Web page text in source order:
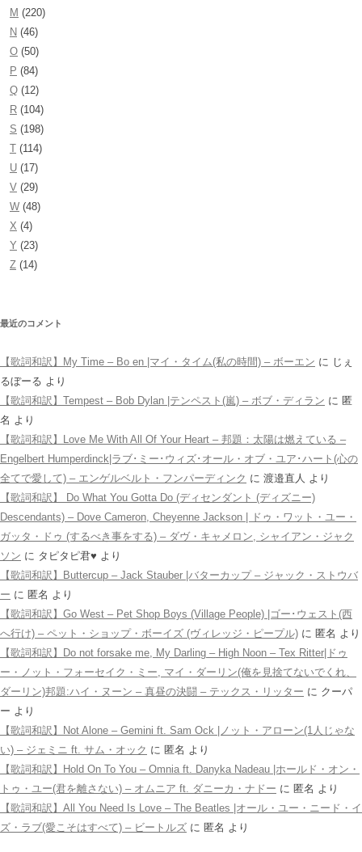
M (220)
N (46)
O (50)
P (84)
Q (12)
R (104)
S (198)
T (114)
U (17)
V (29)
W (48)
X (4)
Y (23)
Z (14)
最近のコメント
【歌詞和訳】My Time – Bo en |マイ・タイム(私の時間) – ボーエン に じぇ
るぼーる より
【歌詞和訳】Tempest – Bob Dylan |テンペスト(嵐) – ボブ・ディラン に 匿
名 より
【歌詞和訳】Love Me With All Of Your Heart – 邦題：太陽は燃えている –
Engelbert Humperdinck|ラブ･ミー･ウィズ･オール・オブ・ユア･ハート(心の
全てで愛して) – エンゲルベルト・フンパーディンク に 渡邉直人 より
【歌詞和訳】 Do What You Gotta Do (ディセンダント (ディズニー)
Descendants) – Dove Cameron, Cheyenne Jackson | ドゥ・ワット・ユー・
ガッタ・ドゥ (するべき事をする) – ダヴ・キャメロン, シャイアン・ジャク
ソン に タピタピ君♥️ より
【歌詞和訳】Buttercup – Jack Stauber |バターカップ – ジャック・ストウバ
ー に 匿名 より
【歌詞和訳】Go West – Pet Shop Boys (Village People) |ゴー･ウェスト(西
へ行け) – ペット・ショップ・ボーイズ (ヴィレッジ・ピープル) に 匿名 より
【歌詞和訳】Do not forsake me, My Darling – High Noon – Tex Ritter|ドゥ
ー・ノット・フォーセイク・ミー, マイ・ダーリン(俺を見捨てないでくれ、
ダーリン)邦題:ハイ・ヌーン – 真昼の決闘 – テックス・リッター に クーパ
ー より
【歌詞和訳】Not Alone – Gemini ft. Sam Ock |ノット・アローン(1人じゃな
い) – ジェミニ ft. サム・オック に 匿名 より
【歌詞和訳】Hold On To You – Omnia ft. Danyka Nadeau |ホールド・オン・
トゥ・ユー(君を離さない) – オムニア ft. ダニーカ・ナドー に 匿名 より
【歌詞和訳】All You Need Is Love – The Beatles |オール・ユー・ニード・イ
ズ・ラブ(愛こそはすべて) – ビートルズ に 匿名 より